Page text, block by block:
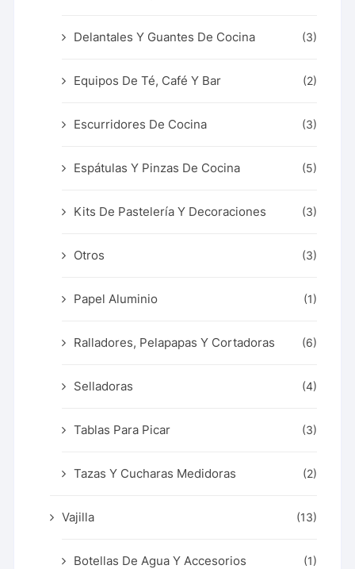
Delantales Y Guantes De Cocina (3)
Equipos De Té, Café Y Bar (2)
Escurridores De Cocina (3)
Espátulas Y Pinzas De Cocina (5)
Kits De Pastelería Y Decoraciones (3)
Otros (3)
Papel Aluminio (1)
Ralladores, Pelapapas Y Cortadoras (6)
Selladoras (4)
Tablas Para Picar (3)
Tazas Y Cucharas Medidoras (2)
Vajilla (13)
Botellas De Agua Y Accesorios (1)